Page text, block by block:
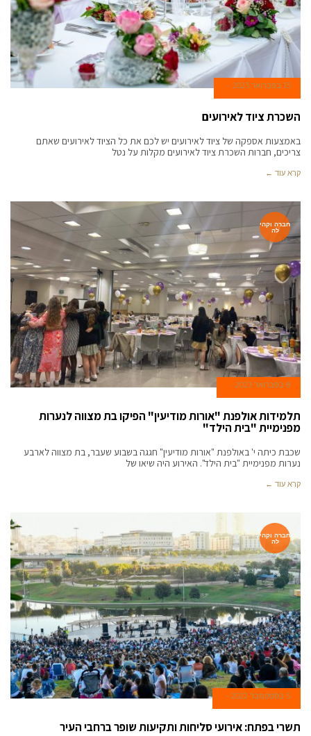
13 בפברואר 2023
השכרת ציוד לאירועים
באמצעות אספקה של ציוד לאירועים יש לכם את כל הציוד לאירועים שאתם
צריכים, חברות השכרת ציוד לאירועים מקלות על נטל
קרא עוד ←
חברה וקהי
לה
8 בפברואר 2023
תלמידות אולפנת "אורות מודיעין" הפיקו בת מצווה לנערות
מפנימיית "בית הילד"
שכבת כיתה י' באולפנת "אורות מודיעין" חגגה בשבוע שעבר, בת מצווה לארבע
נערות מפנימיית "בית הילד". האירוע היה שיאו של
קרא עוד ←
חברה וקהי
לה
5 בספטמבר 2022
תשרי בפתח: אירועי סליחות ותקיעות שופר ברחבי העיר